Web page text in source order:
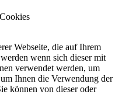
Webseite, die auf Ihrem
wenn sich dieser mit
verwendet werden, um
Ihnen die Verwendung der
können von dieser oder